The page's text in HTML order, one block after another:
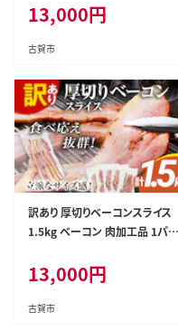
セージ ランキング 人気 おかず
惣菜 粗挽き お弁当 焼肉 にも ソ
ーセージ 冷蔵 おつまみ 食品 ス
13,000円
古賀市
訳あり 厚切りベーコンスライス
1.5kg ベーコン 肉加工品 1パッ
豚肉 朝食 小分け 冷凍 乳不使用
卵不使用 学校給食 ベーコンエ
ッグ 炒め物 料理
13,000円
古賀市